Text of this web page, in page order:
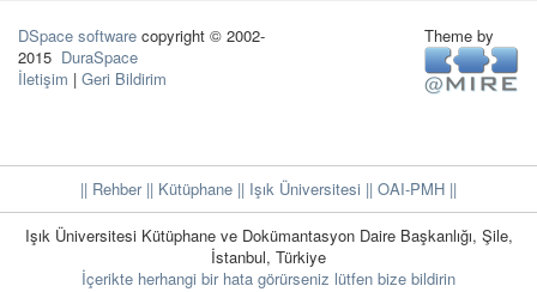
DSpace software copyright © 2002-
2015 DuraSpace
İletişim | Geri Bildirim
Theme by
|| Rehber|| Kütüphane || Işık Üniversitesi || OAI-PMH ||
Işık Üniversitesi Kütüphane ve Dokümantasyon Daire Başkanlığı, Şile,
İstanbul, Türkiye
İçerikte herhangi bir hata görürseniz lütfen bize bildirin